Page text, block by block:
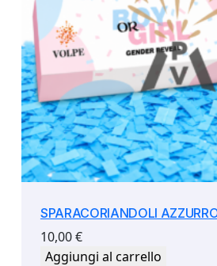
SPARACORIANDOLI
10,00€
Aggiungi al carrello